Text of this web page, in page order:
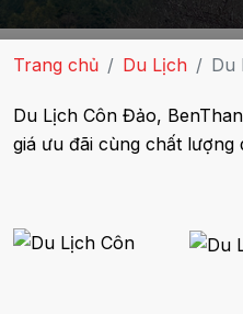
Trang chủ Du Lịch Du
Du Lịch Côn Đảo,
giá ưu đãi cùng chất lượng